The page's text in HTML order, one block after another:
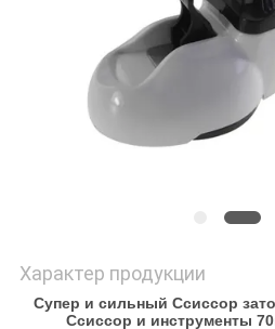
PRIVACY
POLICY
Характер продукции
Супер и сильный Ссиссор
Ссиссор и инструменты